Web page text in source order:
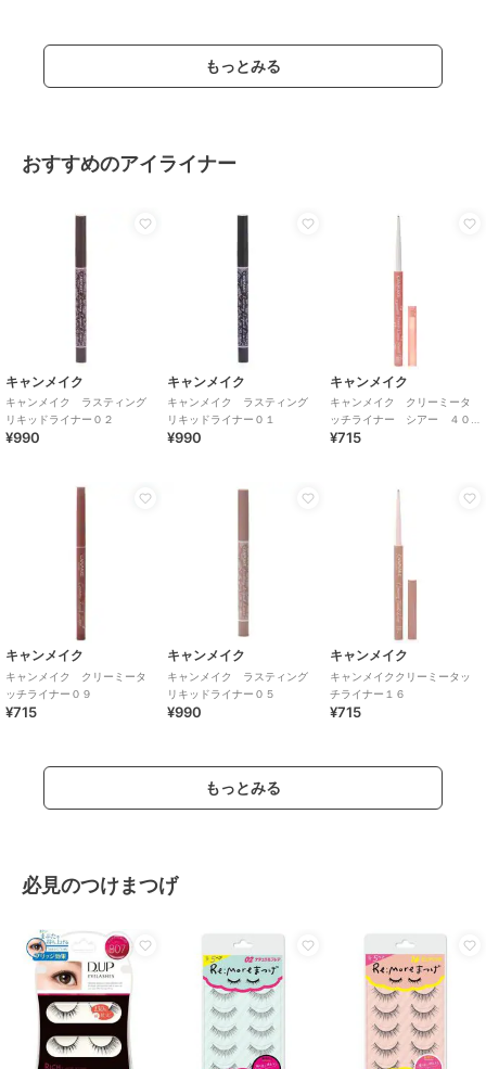
もっとみる
おすすめのアイライナー
キャンメイク
キャンメイク ラスティング
リキッドライナー０２
¥990
キャンメイク
キャンメイク ラスティング
リキッドライナー０１
¥990
キャンメイク
キャンメイク クリーミータ
ッチライナー シアー ４０
ｔｈ
¥715
キャンメイク
キャンメイク クリーミータ
ッチライナー０９
¥715
キャンメイク
キャンメイク ラスティング
リキッドライナー０５
¥990
キャンメイク
キャンメイククリーミータッ
チライナー１６
¥715
もっとみる
必見のつけまつげ